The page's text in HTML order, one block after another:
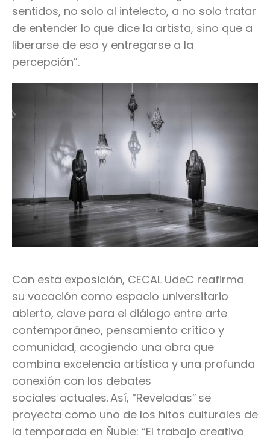
sentidos, no solo al intelecto, a no solo tratar
de entender lo que dice la artista, sino que a
liberarse de eso y entregarse a la
percepción”.
Con esta exposición, CECAL UdeC reafirma
su vocación como espacio universitario
abierto, clave para el diálogo entre arte
contemporáneo, pensamiento crítico y
comunidad, acogiendo una obra que
combina excelencia artística y una profunda
conexión con los debates
sociales actuales. Así, “Reveladas” se
proyecta como uno de los hitos culturales de
la temporada en Ñuble: “El trabajo creativo